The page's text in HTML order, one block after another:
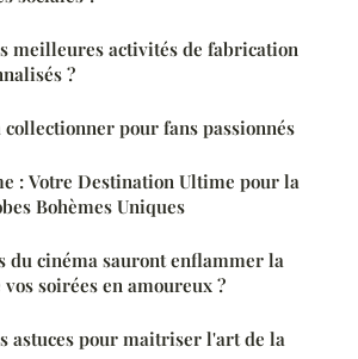
meilleures activités de fabrication
?
pour fans passionnés
: Votre Destination Ultime pour la
Bohèmes Uniques
du cinéma sauront enflammer la
soirées en amoureux ?
astuces pour maitriser l'art de la